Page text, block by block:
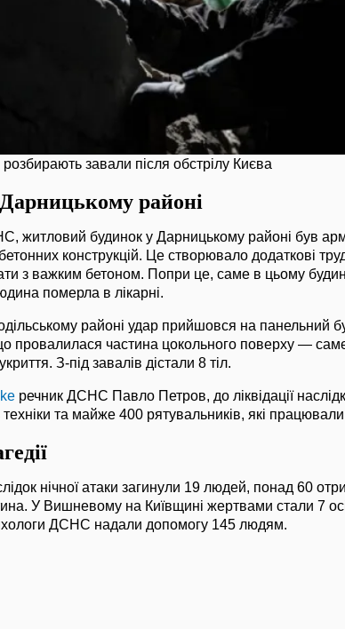
завали після обстрілу Києва
районі
житловий будинок у Дарницькому районі був
конструкцій. Це створювало додаткові
з важким бетоном. Попри це, саме в цьому
померла в лікарні.
районі удар прийшовся на панельний
провалилася частина цокольного поверху —
З-під завалів дістали 8 тіл.
речник ДСНС Павло Петров, до ліквідації
та майже 400 рятувальників, які
нічної атаки загинули 19 людей, понад 60
У Вишневому на Київщині жертвами стали 7
ДСНС надали допомогу 145 людям.